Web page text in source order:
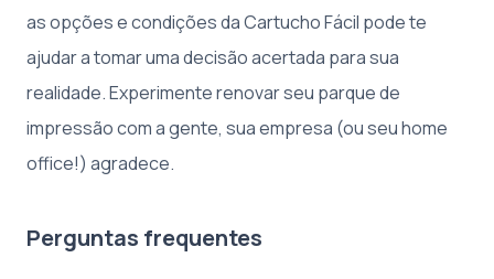
as opções e condições da Cartucho Fácil pode te
ajudar a tomar uma decisão acertada para sua
realidade. Experimente renovar seu parque de
impressão com a gente, sua empresa (ou seu home
office!) agradece.
Perguntas frequentes